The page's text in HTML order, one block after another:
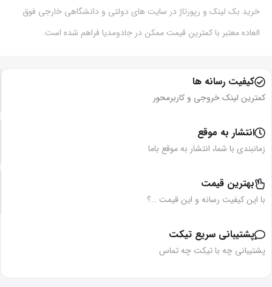
خرید بک لینک و رپورتاژ در سایت های دولتی و دانشگاهی خارجی فوق
العاده معتبر با کمترین قیمت ممکن در جادومدیا فراهم شده است.
کیفیت رسانه ها
کمترین لینک خروجی و کاربرمحور
انتشار به موقع
زمانبندی با شما، انتشار به موقع باما
بهترین قیمت
با این کیفیت رسانه و این قیمت …؟
پشتیبانی سریع تیکت
پشتیبانی چه با تیکت چه تماس